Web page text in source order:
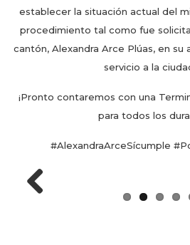
establecer la situación actual del
procedimiento tal como fue
cantón, Alexandra Arce Plúas, en
servicio a la
¡Pronto contaremos con una
para todos los
#AlexandraArceSícumple